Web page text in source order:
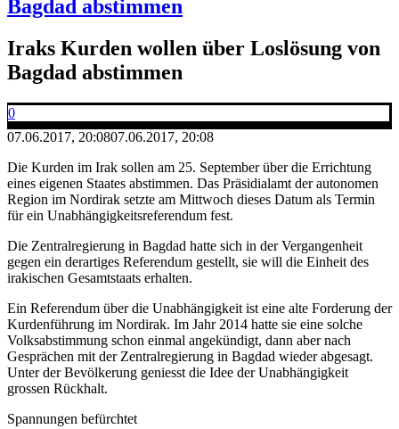
Bagdad abstimmen
Iraks Kurden wollen über Loslösung von
Bagdad abstimmen
0
07.06.2017, 20:0807.06.2017, 20:08
Die Kurden im Irak sollen am 25. September über die Errichtung
eines eigenen Staates abstimmen. Das Präsidialamt der autonomen
Region im Nordirak setzte am Mittwoch dieses Datum als Termin
für ein Unabhängigkeitsreferendum fest.
Die Zentralregierung in Bagdad hatte sich in der Vergangenheit
gegen ein derartiges Referendum gestellt, sie will die Einheit des
irakischen Gesamtstaats erhalten.
Ein Referendum über die Unabhängigkeit ist eine alte Forderung der
Kurdenführung im Nordirak. Im Jahr 2014 hatte sie eine solche
Volksabstimmung schon einmal angekündigt, dann aber nach
Gesprächen mit der Zentralregierung in Bagdad wieder abgesagt.
Unter der Bevölkerung geniesst die Idee der Unabhängigkeit
grossen Rückhalt.
Spannungen befürchtet